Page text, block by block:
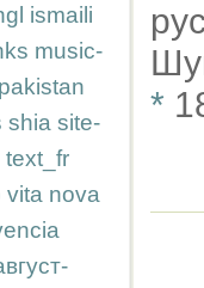
ismaili
music-
pakistan
shia site-
text_fr
vita nova
*